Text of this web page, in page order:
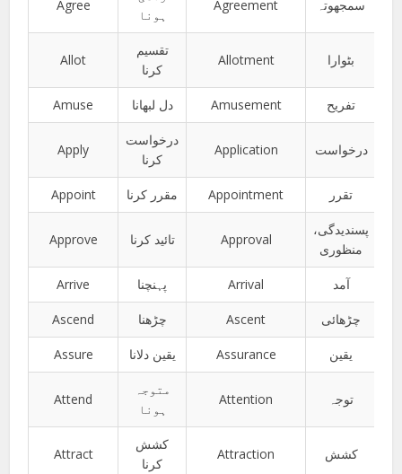
Agree
ہونا
Agreement سمجھوتہ
Allot
تقسیم
کرنا
Allotment بٹوارا
Amuse دل لبھانا Amusement تفریح
Apply
درخواست
کرنا
Application درخواست
Appoint مقرر کرنا Appointment تقرر
Approve تائید کرنا Approval
پسندیدگی،
منظوری
Arrive پہنچنا Arrival آمد
Ascend چڑھنا Ascent چڑھائی
Assure یقین دلانا Assurance یقین
Attend
متوجہ
ہونا
Attention توجہ
Attract
کشش
کرنا
Attraction کشش